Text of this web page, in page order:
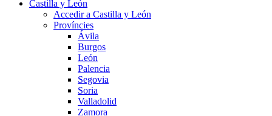
Castilla y León
Accedir a Castilla y León
Províncies
Ávila
Burgos
León
Palencia
Segovia
Soria
Valladolid
Zamora